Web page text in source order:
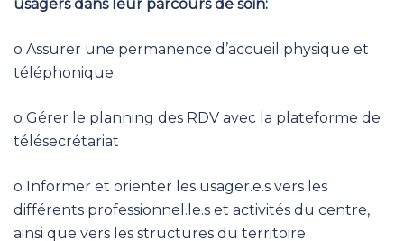
usagers dans leur parcours de soin:
o Assurer une permanence d’accueil physique et
téléphonique
o Gérer le planning des RDV avec la plateforme de
télésecrétariat
o Informer et orienter les usager.e.s vers les
différents professionnel.le.s et activités du centre,
ainsi que vers les structures du territoire